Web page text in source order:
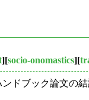
][socio-onomastics][
ンドブック論文の